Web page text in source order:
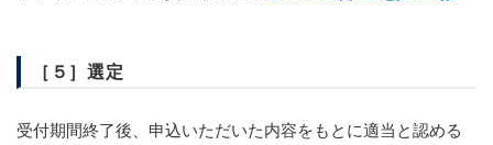
［５］選定
受付期間終了後、申込いただいた内容をもとに適当と認める